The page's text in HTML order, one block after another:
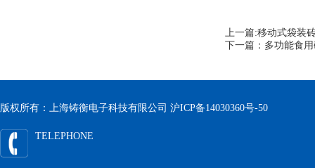
上一篇:移动式袋装
下一篇： 多功能食
版权所有：上海铸衡电子科技有限公司 沪ICP备14030360号-50
TELEPHONE